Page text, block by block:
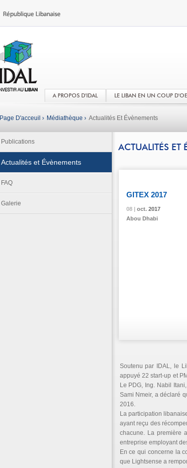
A PROPOS D'IDAL LE LIBAN EN UN COUP
Page D'acceuil › Médiathèque › Actualités Et Évènements
Publications
Actualités et Évènements
FAQ
Galerie
ACTUALITÉS ET
08 | oct.2017
GITEX 2017
08 | oct.2017
Abou Dhabi
08 | oct.2017
08 | oct.2017
Soutenu par IDAL, le
appuyé 22 start-up et
Le PDG, Ing. Nabil
Sami Nmeir, a déclaré
2016.
La participation
ayant reçu des
chacune. La première
entreprise employant
En ce qui concerne la
que Lightsense a